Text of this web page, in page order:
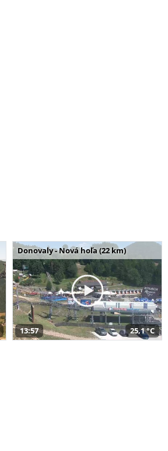
Donovaly - Nová hoľa (22 km)
13:57 25,1 °C